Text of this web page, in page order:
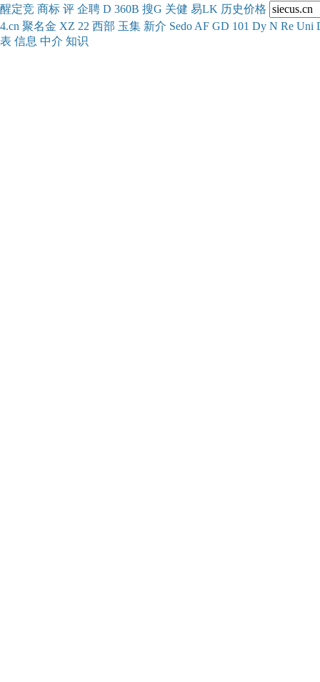
醒定竞 商标 评 企聘 D 360B 搜G 关健 易LK 历史价格
4.cn 聚名金 XZ 22 西部 玉集 新介 Sedo AF GD 101 Dy N Re Uni
表 信息 中介 知识